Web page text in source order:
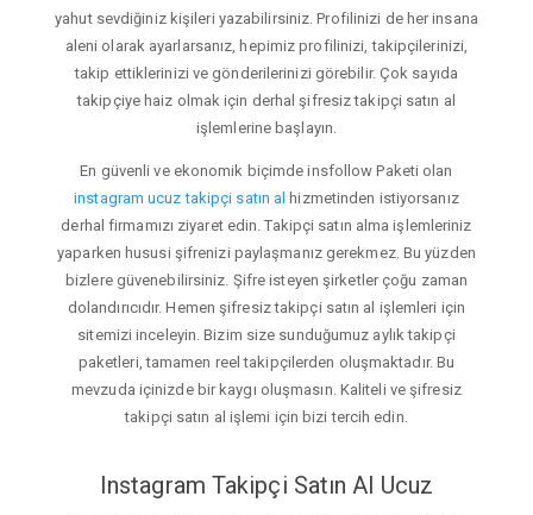
yahut sevdiğiniz kişileri yazabilirsiniz. Profilinizi de her insana
aleni olarak ayarlarsanız, hepimiz profilinizi, takipçilerinizi,
takip ettiklerinizi ve gönderilerinizi görebilir. Çok sayıda
takipçiye haiz olmak için derhal şifresiz takipçi satın al
işlemlerine başlayın.
En güvenli ve ekonomik biçimde insfollow Paketi olan
instagram ucuz takipçi satın al hizmetinden istiyorsanız
derhal firmamızı ziyaret edin. Takipçi satın alma işlemleriniz
yaparken hususi şifrenizi paylaşmanız gerekmez. Bu yüzden
bizlere güvenebilirsiniz. Şifre isteyen şirketler çoğu zaman
dolandırıcıdır. Hemen şifresiz takipçi satın al işlemleri için
sitemizi inceleyin. Bizim size sunduğumuz aylık takipçi
paketleri, tamamen reel takipçilerden oluşmaktadır. Bu
mevzuda içinizde bir kaygı oluşmasın. Kaliteli ve şifresiz
takipçi satın al işlemi için bizi tercih edin.
Instagram Takipçi Satın Al Ucuz